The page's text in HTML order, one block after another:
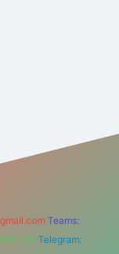
Teams:
0 726 Telegram: